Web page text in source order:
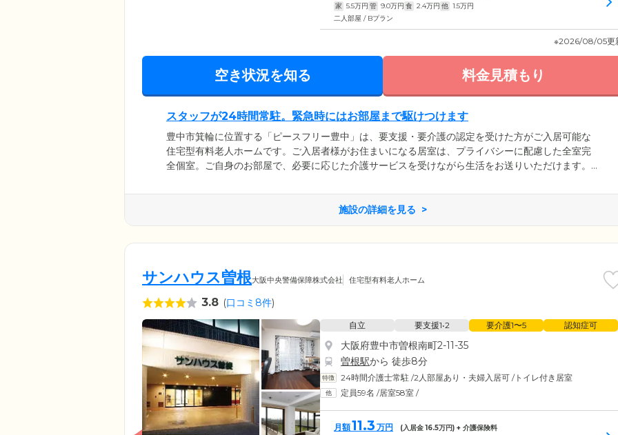
家 5.5万円 管 9.0万円 食 2.4万円 他 1.5万円
二人部屋 / Bプラン
※2026/08/05更
空き状況を知る 料金見積もり
スタッフが24時間常駐。緊急時にはお部屋まで駆けつけます
豊中市箕輪に位置する「ピースフリー豊中」は、要支援・要介護の認定を受けた方がご入居可能な
住宅型有料老人ホームです。ご入居者様がお住まいになる居室は、プライバシーに配慮した全室完
全個室。ご自身のお部屋で、必要に応じた介護サービスを受けながら生活をお送りいただけます。
もご安心ください。ホーム内にはスタッフが24時間常駐し、定期的に巡回を実施。ご入居のみなさ
まの安否確認に努めています。また、各居室備え付けのナースコールを押せば、スタッフがお部屋
施設の詳細を見る
サンハウス曽根大阪中央警備保障株式会社 住宅型有料老人ホーム
3.8 (口コミ8件)
自立 要支援1•2 要介護1〜5 認知症可
大阪府豊中市曽根南町2-11-35
曽根駅から 徒歩8分
24時間介護士常駐 /2人部屋あり・夫婦入居可 /トイレ付き居室
定員59名 /居室58室 /
月額11.3 万円 (入居金16.5万円) + 介護保険料